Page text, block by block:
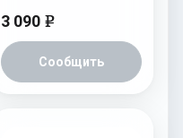
3 090 e
Сообщить